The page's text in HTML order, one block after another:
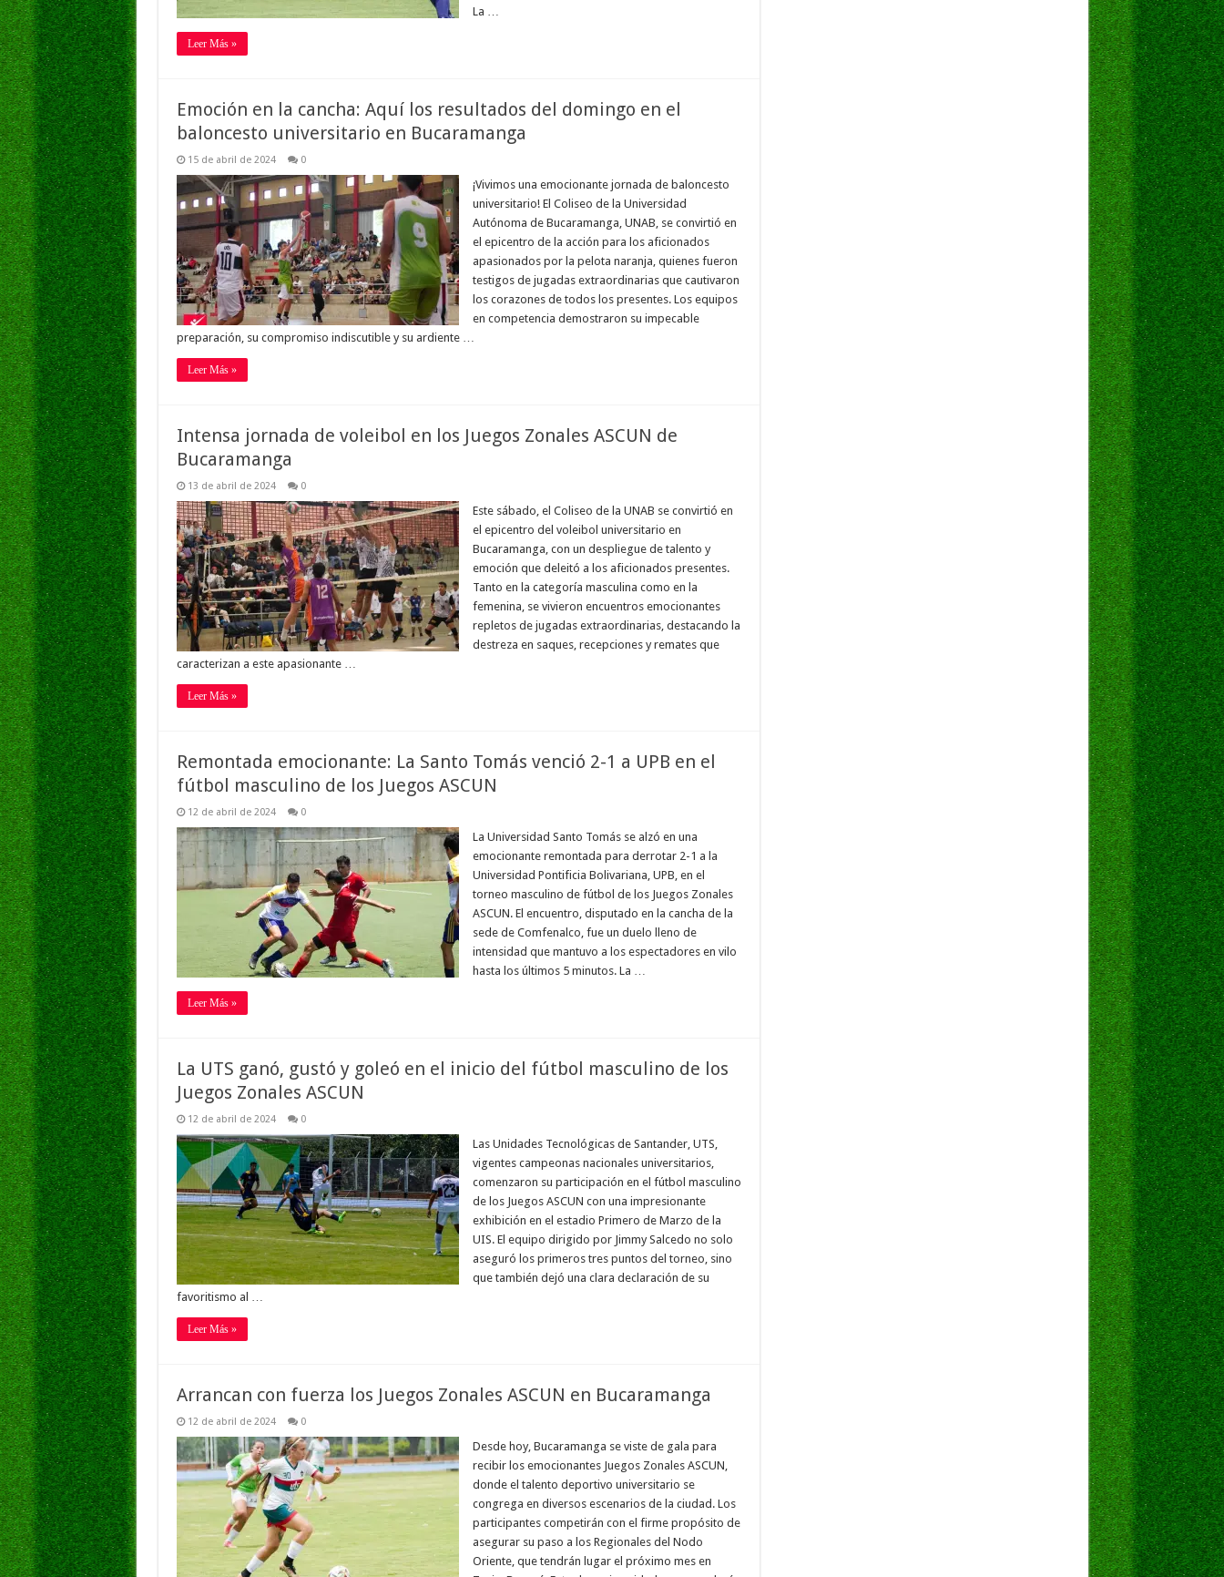
La …
Leer Más »
Emoción en la cancha: Aquí los resultados del domingo en el
baloncesto universitario en Bucaramanga
15 de abril de 2024 0
¡Vivimos una emocionante jornada de baloncesto
universitario! El Coliseo de la Universidad
Autónoma de Bucaramanga, UNAB, se convirtió en
el epicentro de la acción para los aficionados
apasionados por la pelota naranja, quienes fueron
testigos de jugadas extraordinarias que cautivaron
los corazones de todos los presentes. Los equipos
en competencia demostraron su impecable
preparación, su compromiso indiscutible y su ardiente …
Leer Más »
Intensa jornada de voleibol en los Juegos Zonales ASCUN de
Bucaramanga
13 de abril de 2024 0
Este sábado, el Coliseo de la UNAB se convirtió en
el epicentro del voleibol universitario en
Bucaramanga, con un despliegue de talento y
emoción que deleitó a los aficionados presentes.
Tanto en la categoría masculina como en la
femenina, se vivieron encuentros emocionantes
repletos de jugadas extraordinarias, destacando la
destreza en saques, recepciones y remates que
caracterizan a este apasionante …
Leer Más »
Remontada emocionante: La Santo Tomás venció 2-1 a UPB en el
fútbol masculino de los Juegos ASCUN
12 de abril de 2024 0
La Universidad Santo Tomás se alzó en una
emocionante remontada para derrotar 2-1 a la
Universidad Pontificia Bolivariana, UPB, en el
torneo masculino de fútbol de los Juegos Zonales
ASCUN. El encuentro, disputado en la cancha de la
sede de Comfenalco, fue un duelo lleno de
intensidad que mantuvo a los espectadores en vilo
hasta los últimos 5 minutos. La …
Leer Más »
La UTS ganó, gustó y goleó en el inicio del fútbol masculino de los
Juegos Zonales ASCUN
12 de abril de 2024 0
Las Unidades Tecnológicas de Santander, UTS,
vigentes campeonas nacionales universitarios,
comenzaron su participación en el fútbol masculino
de los Juegos ASCUN con una impresionante
exhibición en el estadio Primero de Marzo de la
UIS. El equipo dirigido por Jimmy Salcedo no solo
aseguró los primeros tres puntos del torneo, sino
que también dejó una clara declaración de su
favoritismo al …
Leer Más »
Arrancan con fuerza los Juegos Zonales ASCUN en Bucaramanga
12 de abril de 2024 0
Desde hoy, Bucaramanga se viste de gala para
recibir los emocionantes Juegos Zonales ASCUN,
donde el talento deportivo universitario se
congrega en diversos escenarios de la ciudad. Los
participantes competirán con el firme propósito de
asegurar su paso a los Regionales del Nodo
Oriente, que tendrán lugar el próximo mes en